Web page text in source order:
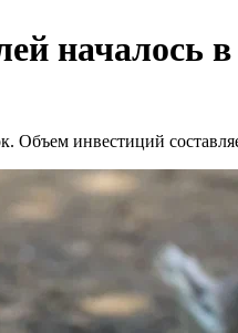
началось
инвестиций